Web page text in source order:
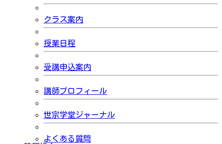
クラス案内
授業日程
受講申込案内
講師プロフィール
世宗学堂ジャーナル
よくある質問